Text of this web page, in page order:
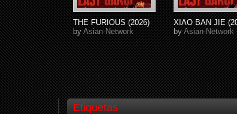
THE FURIOUS (2026)
byAsian-Network
XIAO BAN JIE
byAsian-Network
Etiquetas